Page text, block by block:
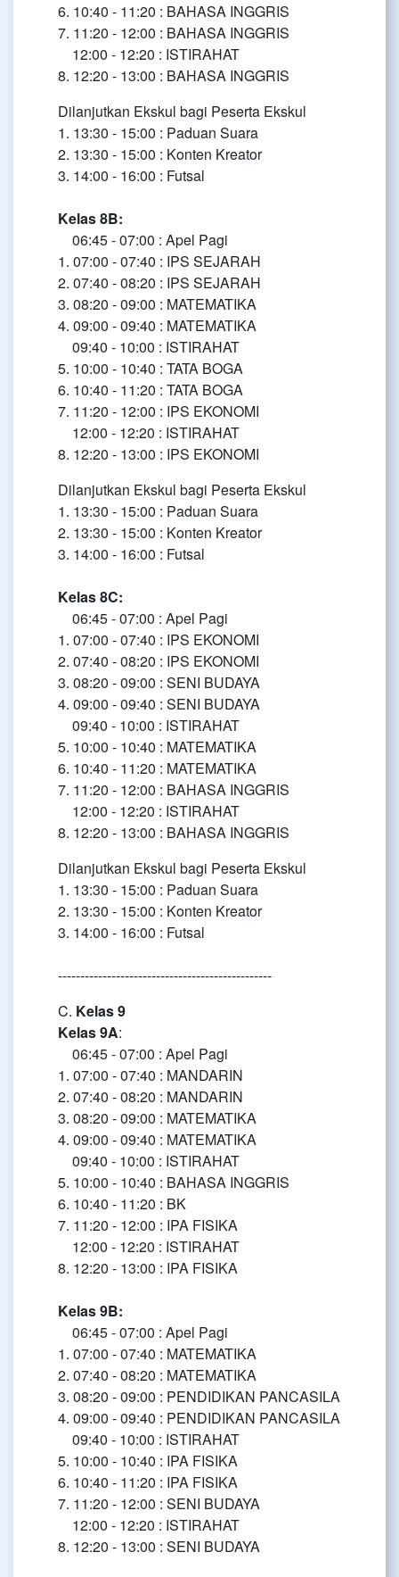
6. 10:40 - 11:20 : BAHASA INGGRIS
7. 11:20 - 12:00 : BAHASA INGGRIS
12:00 - 12:20 : ISTIRAHAT
8. 12:20 - 13:00 : BAHASA INGGRIS
Dilanjutkan Ekskul bagi Peserta Ekskul
1. 13:30 - 15:00 : Paduan Suara
2. 13:30 - 15:00 : Konten Kreator
3. 14:00 - 16:00 : Futsal
Kelas 8B:
06:45 - 07:00 : Apel Pagi
1. 07:00 - 07:40 : IPS SEJARAH
2. 07:40 - 08:20 : IPS SEJARAH
3. 08:20 - 09:00 : MATEMATIKA
4. 09:00 - 09:40 : MATEMATIKA
09:40 - 10:00 : ISTIRAHAT
5. 10:00 - 10:40 : TATA BOGA
6. 10:40 - 11:20 : TATA BOGA
7. 11:20 - 12:00 : IPS EKONOMI
12:00 - 12:20 : ISTIRAHAT
8. 12:20 - 13:00 : IPS EKONOMI
Dilanjutkan Ekskul bagi Peserta Ekskul
1. 13:30 - 15:00 : Paduan Suara
2. 13:30 - 15:00 : Konten Kreator
3. 14:00 - 16:00 : Futsal
Kelas 8C:
06:45 - 07:00 : Apel Pagi
1. 07:00 - 07:40 : IPS EKONOMI
2. 07:40 - 08:20 : IPS EKONOMI
3. 08:20 - 09:00 : SENI BUDAYA
4. 09:00 - 09:40 : SENI BUDAYA
09:40 - 10:00 : ISTIRAHAT
5. 10:00 - 10:40 : MATEMATIKA
6. 10:40 - 11:20 : MATEMATIKA
7. 11:20 - 12:00 : BAHASA INGGRIS
12:00 - 12:20 : ISTIRAHAT
8. 12:20 - 13:00 : BAHASA INGGRIS
Dilanjutkan Ekskul bagi Peserta Ekskul
1. 13:30 - 15:00 : Paduan Suara
2. 13:30 - 15:00 : Konten Kreator
3. 14:00 - 16:00 : Futsal
------------------------------------------------
C. Kelas 9
Kelas 9A:
06:45 - 07:00 : Apel Pagi
1. 07:00 - 07:40 : MANDARIN
2. 07:40 - 08:20 : MANDARIN
3. 08:20 - 09:00 : MATEMATIKA
4. 09:00 - 09:40 : MATEMATIKA
09:40 - 10:00 : ISTIRAHAT
5. 10:00 - 10:40 : BAHASA INGGRIS
6. 10:40 - 11:20 : BK
7. 11:20 - 12:00 : IPA FISIKA
12:00 - 12:20 : ISTIRAHAT
8. 12:20 - 13:00 : IPA FISIKA
Kelas 9B:
06:45 - 07:00 : Apel Pagi
1. 07:00 - 07:40 : MATEMATIKA
2. 07:40 - 08:20 : MATEMATIKA
3. 08:20 - 09:00 : PENDIDIKAN PANCASILA
4. 09:00 - 09:40 : PENDIDIKAN PANCASILA
09:40 - 10:00 : ISTIRAHAT
5. 10:00 - 10:40 : IPA FISIKA
6. 10:40 - 11:20 : IPA FISIKA
7. 11:20 - 12:00 : SENI BUDAYA
12:00 - 12:20 : ISTIRAHAT
8. 12:20 - 13:00 : SENI BUDAYA